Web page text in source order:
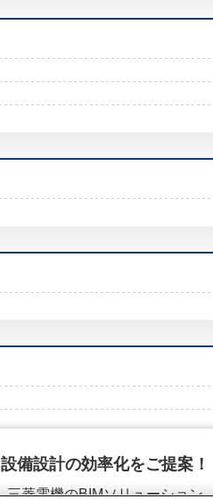
設備設計の効率化をご提案！
三菱電機のBIMソリューション